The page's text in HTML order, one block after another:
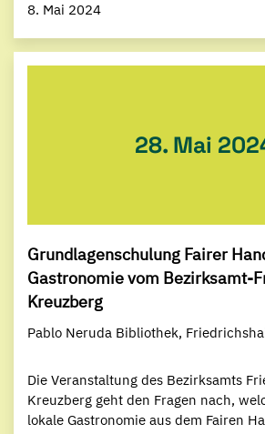
8. Mai 2024
28. Mai
Grundlagenschulung Fairer
Gastronomie vom Bezirksamt-
Kreuzberg
Pablo Neruda Bibliothek,
Die Veranstaltung des Bezirksamts
Kreuzberg geht den Fragen nach,
lokale Gastronomie aus dem Fairen